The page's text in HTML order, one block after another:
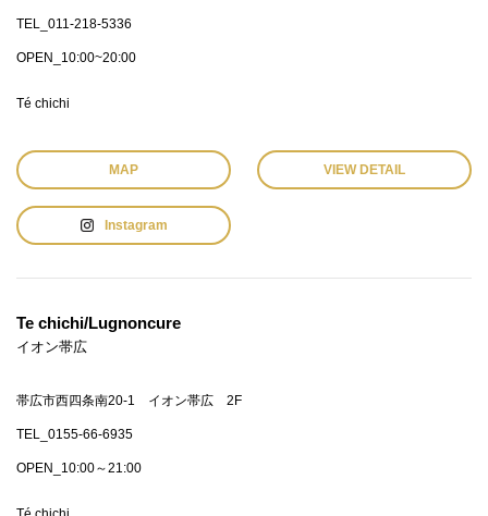
TEL_011-218-5336
OPEN_10:00~20:00
Té chichi
MAP VIEW DETAIL
Instagram
Te chichi/Lugnoncure
イオン帯広
帯広市西四条南20-1 イオン帯広 2F
TEL_0155-66-6935
OPEN_10:00～21:00